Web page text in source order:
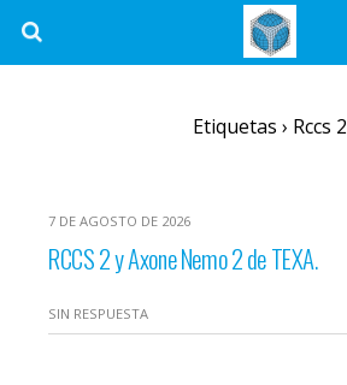
Etiquetas › Rccs 2
7 DE AGOSTO DE 2026
RCCS 2 y Axone Nemo 2 de TEXA.
SIN RESPUESTA